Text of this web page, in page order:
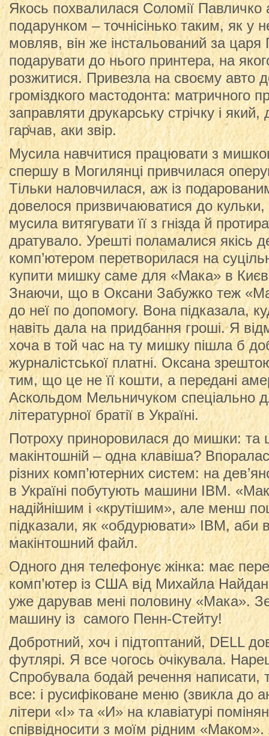
Якось похвалилася Соломії
подарунком – точнісінько таким, як у
мовляв, він же інстальований за царя
подарувати до нього принтера, на
розжитися. Привезла на своєму авто
громіздкого мастодонта: матричного
заправляти друкарську стрічку і який,
гарчав, аки звір.
Мусила навчитися працювати з
спершу в Могилянці привчилася
Тільки наловчилася, аж із
довелося призвичаюватися до
мусила витягувати її з гнізда й
дратувало. Урешті поламалися якісь
комп’ютером перетворилася на
купити мишку саме для «Мака» в
Знаючи, що в Оксани Забужко теж
до неї по допомогу. Вона підказала,
навіть дала на придбання гроші. Я
хоча в той час на ту мишку пішла б
журналістської платні. Оксана
тим, що це не її кошти, а передані
Аскольдом Мельничуком спеціально
літературної братії в Україні.
Потроху приноровилася до мишки: та
макінтошній – одна клавіша?
різних комп’ютерних систем: на
в Україні побутують машини IBM.
надійнішим і «крутішим», але менш
підказали, як «обдурювати» ІВМ, аби
макінтошний файл.
Одного дня телефонує жінка: має
комп’ютер із США від Михайла
уже дарував мені половину «Мака».
машину із самого Пенн-Стейту!
Добротний, хоч і підтоптаний, DELL
футлярі. Я все чогось очікувала.
Спробувала бодай речення написати,
все: і русифіковане меню (звикла до
літери «І» та «И» на клавіатурі
співвідносити з моїм рідним